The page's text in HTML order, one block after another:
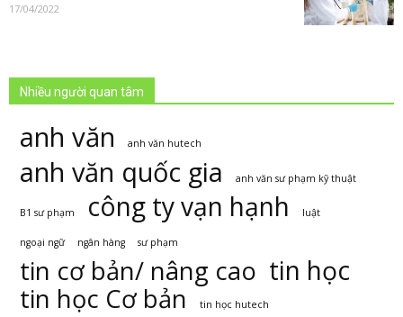
17/04/2022
Nhiều người quan tâm
anh văn anh văn hutech
anh văn quốc gia anh văn sư phạm kỹ thuật
B1 sư phạm công ty vạn hạnh luật
ngoại ngữ ngân hàng sư phạm
tin cơ bản/ nâng cao tin học
tin học Cơ bản tin học hutech